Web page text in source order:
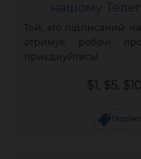
нашому
Той, хто підписаний
отримує робочі
приєднуйтесь!
$1, $5,